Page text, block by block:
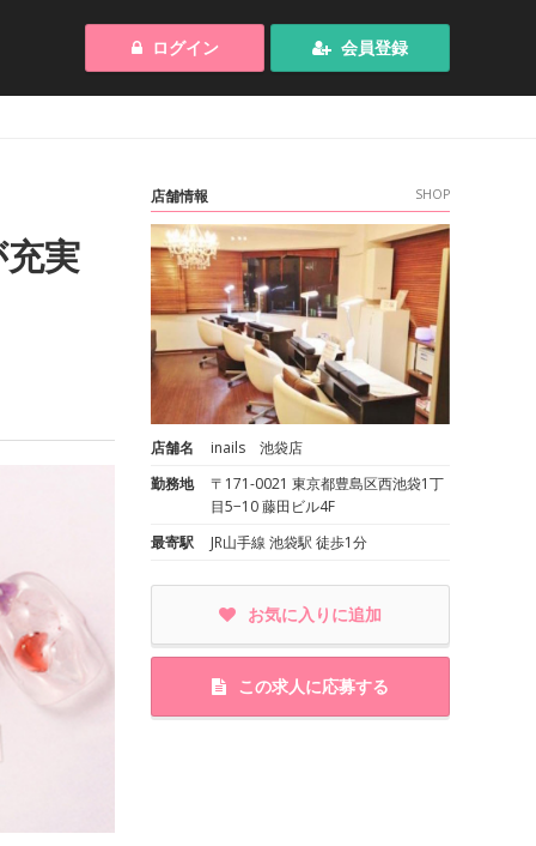
ログイン 会員登録
実
店舗情報 SHOP
店舗名
inails 池袋店
勤務地
〒171-0021 東京都豊島区西池袋1丁
目5−10 藤田ビル4F
最寄駅
JR山手線 池袋駅 徒歩1分
お気に入りに追加
この求人に応募する